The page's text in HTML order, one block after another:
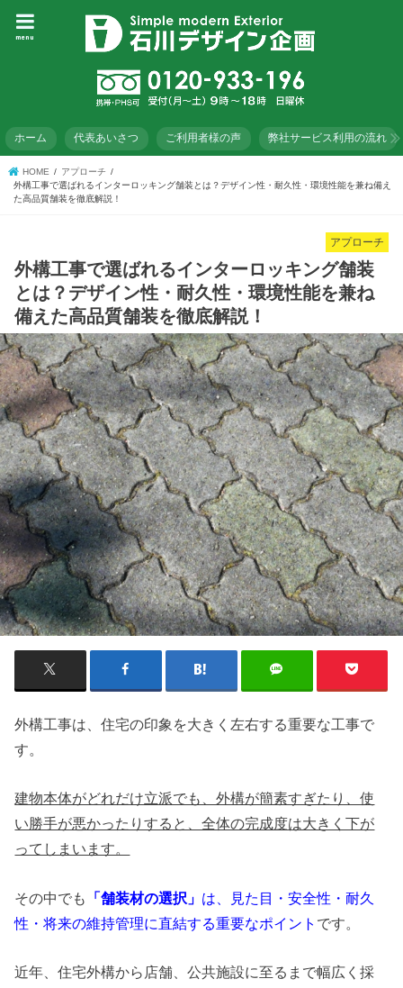
menu
ホーム 代表あいさつ ご利用者様の声 弊社サービス利用の流れ
HOME
アプローチ
外構工事で選ばれるインターロッキング舗装とは？デザイン性・耐久性・環境性能を兼ね備え
た高品質舗装を徹底解説！
アプローチ
外構工事で選ばれるインターロッキング舗装
とは？デザイン性・耐久性・環境性能を兼ね
備えた高品質舗装を徹底解説！
外構工事は、住宅の印象を大きく左右する重要な工事で
す。
建物本体がどれだけ立派でも、外構が簡素すぎたり、使
い勝手が悪かったりすると、全体の完成度は大きく下が
ってしまいます。
その中でも 「舗装材の選択」 は、見た目・安全性・耐久
性・将来の維持管理に直結する重要なポイント です。
近年、住宅外構から店舗、公共施設に至るまで幅広く採